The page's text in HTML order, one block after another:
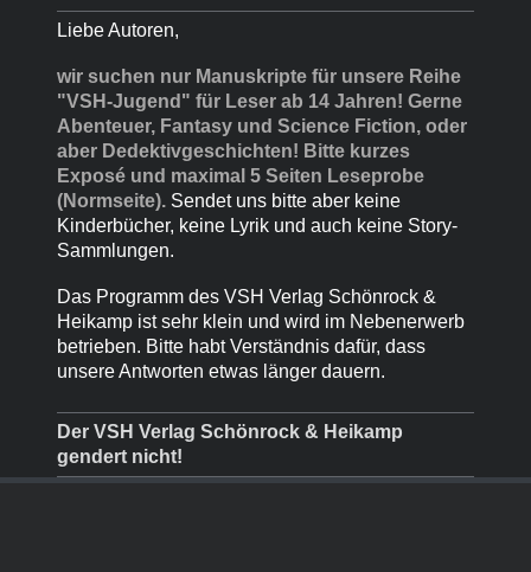
Liebe Autoren,
wir suchen nur Manuskripte für unsere Reihe
"VSH-Jugend" für Leser ab 14 Jahren! Gerne
Abenteuer, Fantasy und Science Fiction, oder
aber Dedektivgeschichten! Bitte kurzes
Exposé und maximal 5 Seiten Leseprobe
(Normseite). Sendet uns bitte aber keine
Kinderbücher, keine Lyrik und auch keine Story-
Sammlungen.
Das Programm des VSH Verlag Schönrock &
Heikamp ist sehr klein und wird im Nebenerwerb
betrieben. Bitte habt Verständnis dafür, dass
unsere Antworten etwas länger dauern.
Der VSH Verlag Schönrock & Heikamp
gendert nicht!